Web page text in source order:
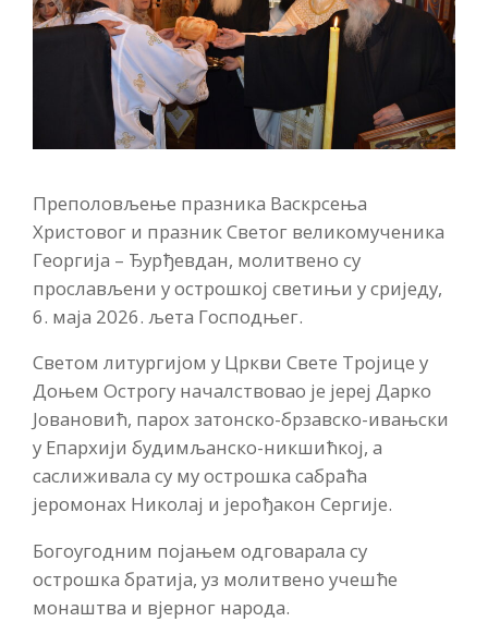
Преполовљење празника Васкрсења
Христовог и празник Светог великомученика
Георгија – Ђурђевдан, молитвено су
прослављени у острошкој светињи у сриједу,
6. маја 2026. љета Господњег.
Светом литургијом у Цркви Свете Тројице у
Доњем Острогу началствовао је јереј Дарко
Јовановић, парох затонско-брзавско-ивањски
у Епархији будимљанско-никшићкој, а
саслиживала су му острошка сабраћа
јеромонах Николај и јерођакон Сергије.
Богоугодним појањем одговарала су
острошка братија, уз молитвено учешће
монаштва и вјерног народа.